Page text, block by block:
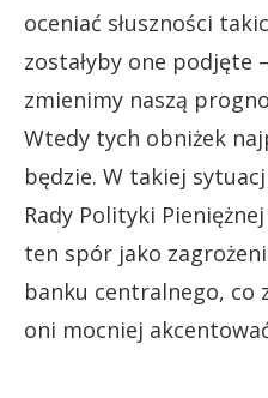
oceniać słuszności
zostałyby one podjęte
zmienimy naszą
Wtedy tych obniżek
będzie. W takiej
Rady Polityki
ten spór jako
banku centralnego, co
oni mocniej